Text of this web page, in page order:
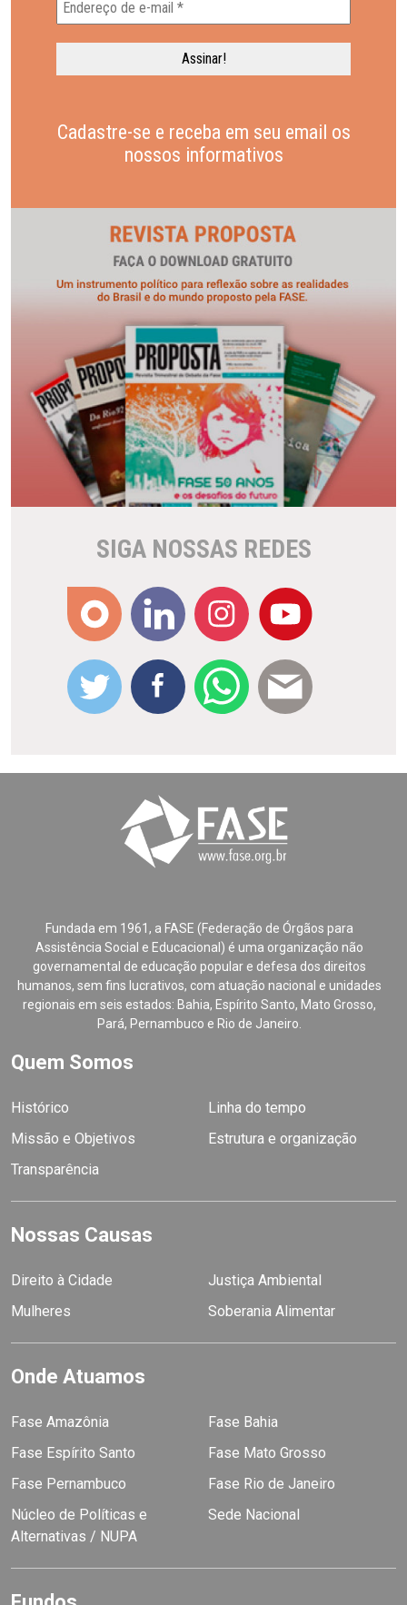
Cadastre-se e receba em seu email os
nossos informativos
SIGA NOSSAS REDES
Fundada em 1961, a FASE (Federação de Órgãos para
Assistência Social e Educacional) é uma organização não
governamental de educação popular e defesa dos direitos
humanos, sem fins lucrativos, com atuação nacional e unidades
regionais em seis estados: Bahia, Espírito Santo, Mato Grosso,
Pará, Pernambuco e Rio de Janeiro.
Quem Somos
Histórico
Linha do tempo
Missão e Objetivos
Estrutura e organização
Transparência
Nossas Causas
Direito à Cidade
Justiça Ambiental
Mulheres
Soberania Alimentar
Onde Atuamos
Fase Amazônia
Fase Bahia
Fase Espírito Santo
Fase Mato Grosso
Fase Pernambuco
Fase Rio de Janeiro
Núcleo de Políticas e
Alternativas / NUPA
Sede Nacional